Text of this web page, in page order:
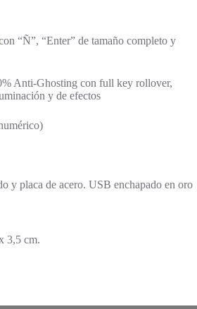
“Ñ”, “Enter” de tamaño completo y
Anti-Ghosting con full key rollover,
y de efectos
y placa de acero. USB enchapado en oro
3,5 cm.